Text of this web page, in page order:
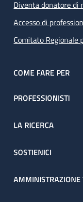
Diventa donatore di
Accesso di
Comitato Regionale
COME FARE PER
PROFESSIONISTI
LA RICERCA
SOSTIENICI
AMMINISTRAZIONE